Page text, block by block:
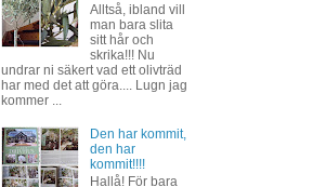
Alltså, ibland vill
man bara slita
sitt hår och
skrika!!! Nu
undrar ni säkert vad ett olivträd
har med det att göra.... Lugn jag
kommer ...
Den har kommit,
den har
kommit!!!!
Hallå! För bara